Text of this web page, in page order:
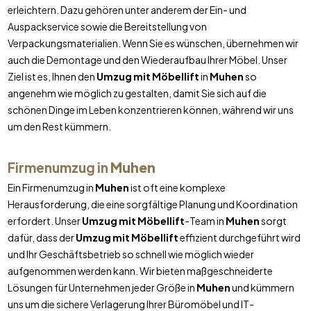
erleichtern. Dazu gehören unter anderem der Ein- und
Auspackservice sowie die Bereitstellung von
Verpackungsmaterialien. Wenn Sie es wünschen, übernehmen wir
auch die Demontage und den Wiederaufbau Ihrer Möbel. Unser
Ziel ist es, Ihnen den Umzug mit Möbelliftin Muhenso
angenehm wie möglich zu gestalten, damit Sie sich auf die
schönen Dinge im Leben konzentrieren können, während wir uns
um den Rest kümmern.
Firmenumzug in Muhen
Ein Firmenumzug in Muhenist oft eine komplexe
Herausforderung, die eine sorgfältige Planung und Koordination
erfordert. UnserUmzug mit Möbellift-Team in Muhensorgt
dafür, dass derUmzug mit Möbellifteffizient durchgeführt wird
und Ihr Geschäftsbetrieb so schnell wie möglich wieder
aufgenommen werden kann. Wir bieten maßgeschneiderte
Lösungen für Unternehmen jeder Größe in Muhenund kümmern
uns um die sichere Verlagerung Ihrer Büromöbel und IT-